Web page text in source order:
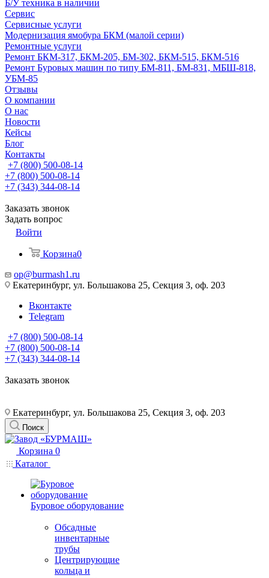
Б/У техника в наличии
Сервис
Сервисные услуги
Модернизация ямобура БКМ (малой серии)
Ремонтные услуги
Ремонт БКМ-317, БКМ-205, БМ-302, БКМ-515, БКМ-516
Ремонт Буровых машин по типу БМ-811, БМ-831, МБШ-818,
УБМ-85
Отзывы
О компании
О нас
Новости
Кейсы
Блог
Контакты
+7 (800) 500-08-14
+7 (800) 500-08-14
+7 (343) 344-08-14
Заказать звонок
Задать вопрос
Войти
Корзина0
op@burmash1.ru
Екатеринбург, ул. Большакова 25, Секция 3, оф. 203
Вконтакте
Telegram
+7 (800) 500-08-14
+7 (800) 500-08-14
+7 (343) 344-08-14
Заказать звонок
Екатеринбург, ул. Большакова 25, Секция 3, оф. 203
Поиск
Корзина 0
Каталог
Буровое оборудование
Обсадные
инвентарные
трубы
Центрирующие
кольца и